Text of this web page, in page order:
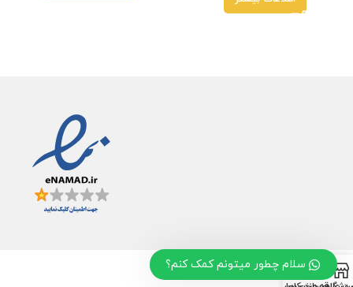
سلام چطور میتونم کمک کنم؟ 0